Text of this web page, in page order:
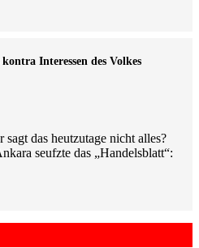
Inte­ressen des Volkes
das heutzutage nicht alles?
seufzte das „Handelsblatt“: